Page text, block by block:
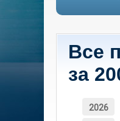
Все
за
2026